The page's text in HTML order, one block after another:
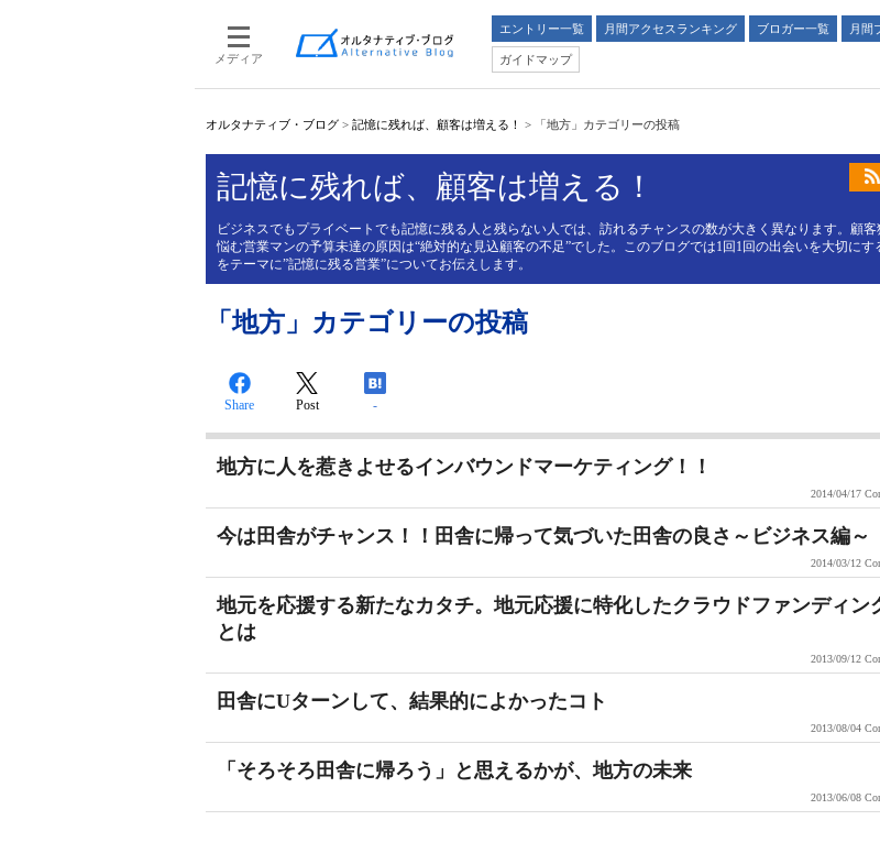
メディア
エントリー一覧 月間アクセスランキング ブロガー一覧
月間
ガイドマップ
オルタナティブ・ブログ > 記憶に残れば、顧客は増える！ > 「地方」カテゴリーの投稿
記憶に残れば、顧客は増える！
ビジネスでもプライベートでも記憶に残る人と残らない人では、訪れるチャンスの数が大きく異なります。顧客
悩む営業マンの予算未達の原因は“絶対的な見込顧客の不足”でした。このブログでは1回1回の出会いを大切にす
をテーマに”記憶に残る営業”についてお伝えします。
「地方」カテゴリーの投稿
Share Post -
地方に人を惹きよせるインバウンドマーケティング！！
2014/04/17
今は田舎がチャンス！！田舎に帰って気づいた田舎の良さ～ビジネス編～
2014/03/12
地元を応援する新たなカタチ。地元応援に特化したクラウドファンディン
とは
2013/09/12
田舎にUターンして、結果的によかったコト
2013/08/04
「そろそろ田舎に帰ろう」と思えるかが、地方の未来
2013/06/08